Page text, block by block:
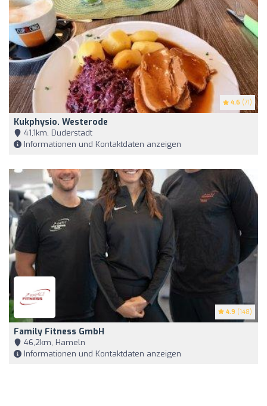
4.6 (71)
Kukphysio. Westerode
41,1km, Duderstadt
Informationen und Kontaktdaten anzeigen
4.9 (148)
Family Fitness GmbH
46,2km, Hameln
Informationen und Kontaktdaten anzeigen